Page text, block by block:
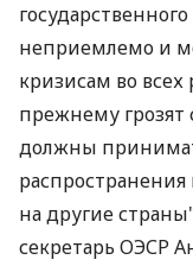
неприемлемо и
кризисам во
прежнему
должны
на другие
секретарь ОЭСР